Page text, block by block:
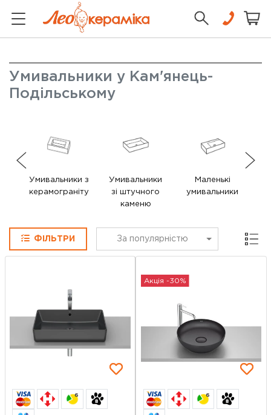
Умивальники у Кам'янець-
Подільському
Умивальники з
керамограніту
Умивальники
зі штучного
каменю
Маленькі
умивальники
ФІЛЬТРИ За популярністю Сітка
6
Акція -30%
6